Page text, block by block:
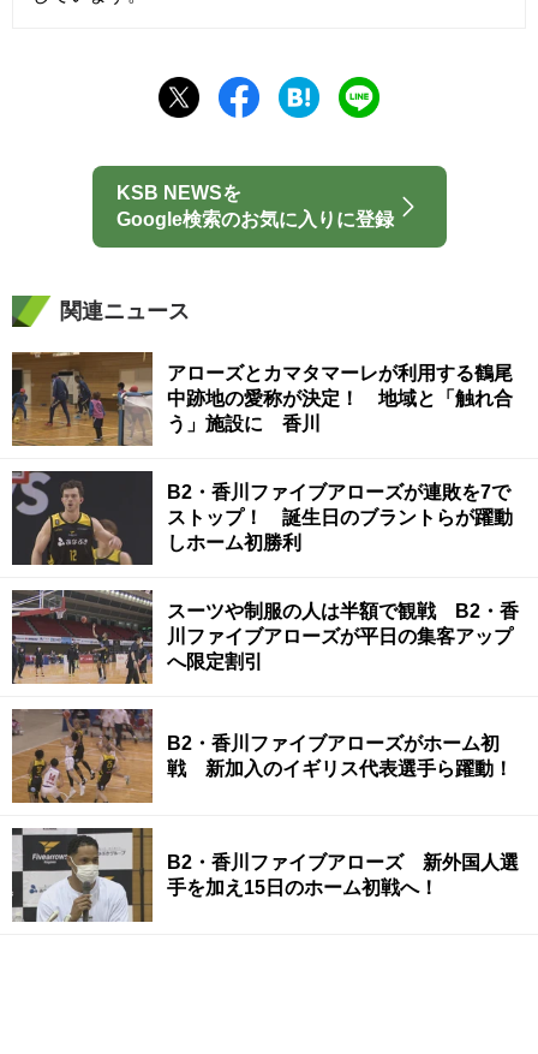
KSB NEWSを
Google検索のお気に入りに登録
関連ニュース
アローズとカマタマーレが利用する鶴尾
中跡地の愛称が決定！ 地域と「触れ合
う」施設に 香川
B2・香川ファイブアローズが連敗を7で
ストップ！ 誕生日のブラントらが躍動
しホーム初勝利
スーツや制服の人は半額で観戦 B2・香
川ファイブアローズが平日の集客アップ
へ限定割引
B2・香川ファイブアローズがホーム初
戦 新加入のイギリス代表選手ら躍動！
B2・香川ファイブアローズ 新外国人選
手を加え15日のホーム初戦へ！